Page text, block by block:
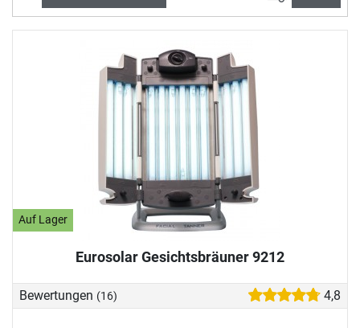
Auf Lager
Eurosolar Gesichtsbräuner 9212
Bewertungen (16) 4,8